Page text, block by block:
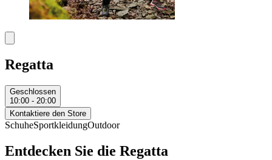
Regatta
Geschlossen
10:00 - 20:00
Kontaktiere den Store
SchuheSportkleidungOutdoor
Entdecken Sie die Regatta